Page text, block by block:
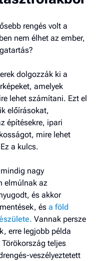
rengés volt a
nem élhet az ember,
dolgozzák ki a
amelyek
lehet számítani. Ezt el
előírásokat,
építésekre, ipari
mire lehet
a kulcs.
nagy
elmúlnak az
és akkor
és a föld
Vannak persze
erre legjobb példa
teljes
veszélyeztetett